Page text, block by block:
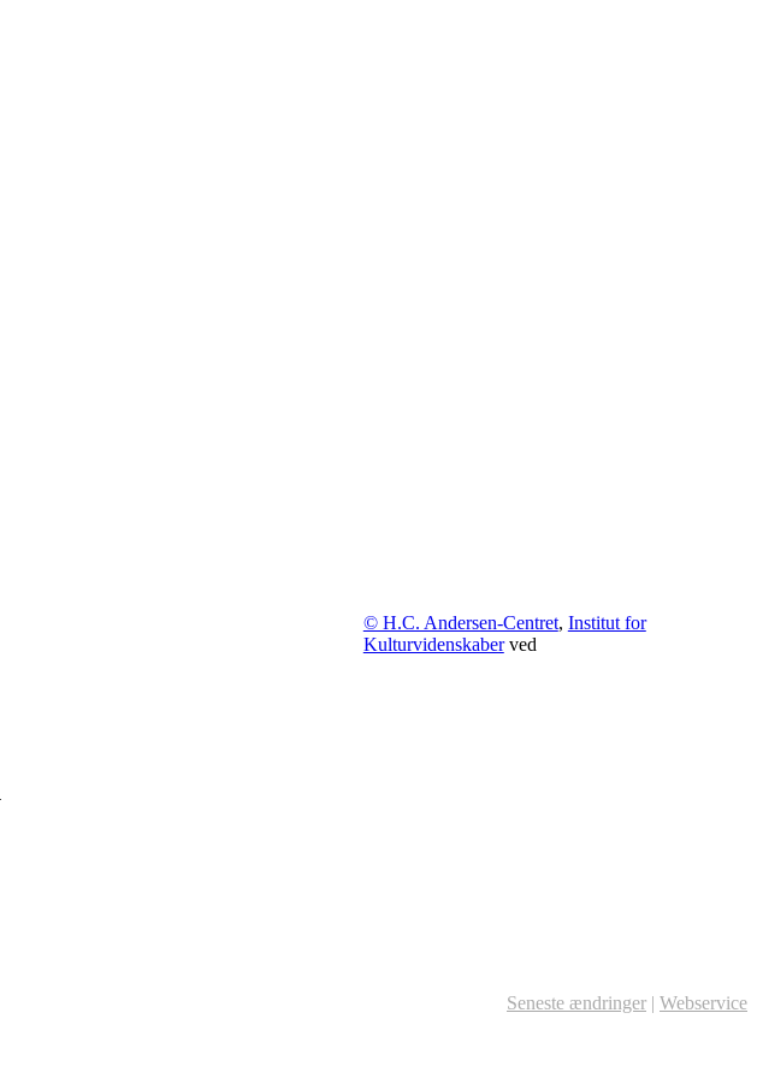
© H.C. Andersen-Centret, Institut for
Kulturvidenskaberved
Seneste ændringer | Webservice